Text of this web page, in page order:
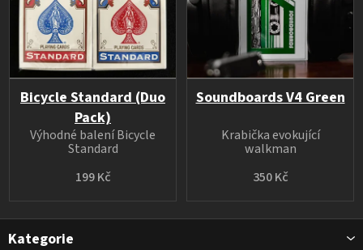
Bicycle Standard (Duo
Pack)
199 Kč
Výhodné balení Bicycle
Standard
Soundboards V4 Green
350 Kč
Krabička evokující
walkman
ZKategorie